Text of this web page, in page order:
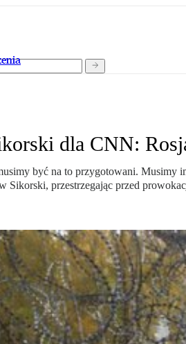
dla CNN:
być na to przygotowani. Musimy
Sikorski, przestrzegając przed